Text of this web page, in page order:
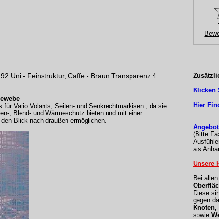
Uni - Feinstruktur, Caffe - Braun Transparenz 4
für Vario Volants, Seiten- und Senkrechtmarkisen , da sie
, Blend- und Wärmeschutz bieten und mit einer
Blick nach draußen ermöglichen.
Klicken
Hier
(Bitte
als
Unsere
Bei
Diese
gegen
Knoten,
sowie